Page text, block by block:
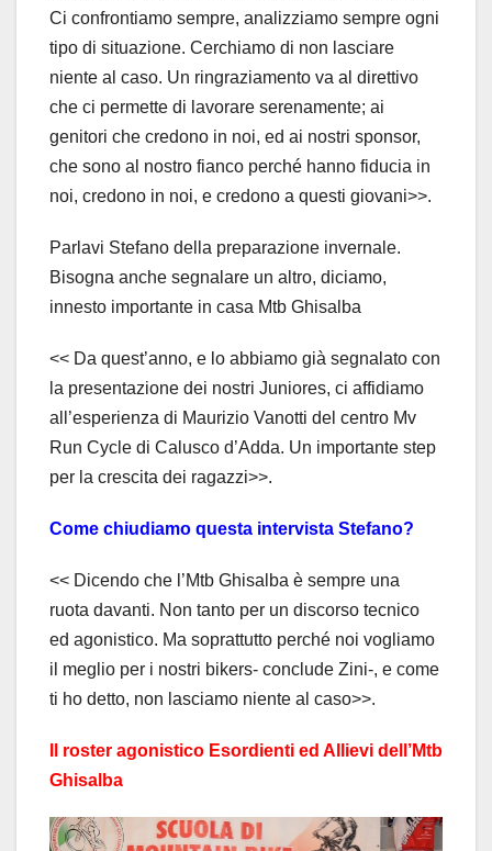
Ci confrontiamo sempre, analizziamo sempre ogni
tipo di situazione. Cerchiamo di non lasciare
niente al caso. Un ringraziamento va al direttivo
che ci permette di lavorare serenamente; ai
genitori che credono in noi, ed ai nostri sponsor,
che sono al nostro fianco perché hanno fiducia in
noi, credono in noi, e credono a questi giovani>>.
Parlavi Stefano della preparazione invernale.
Bisogna anche segnalare un altro, diciamo,
innesto importante in casa Mtb Ghisalba
<< Da quest’anno, e lo abbiamo già segnalato con
la presentazione dei nostri Juniores, ci affidiamo
all’esperienza di Maurizio Vanotti del centro Mv
Run Cycle di Calusco d’Adda. Un importante step
per la crescita dei ragazzi>>.
Come chiudiamo questa intervista Stefano?
<< Dicendo che l’Mtb Ghisalba è sempre una
ruota davanti. Non tanto per un discorso tecnico
ed agonistico. Ma soprattutto perché noi vogliamo
il meglio per i nostri bikers- conclude Zini-, e come
ti ho detto, non lasciamo niente al caso>>.
Il roster agonistico Esordienti ed Allievi dell’Mtb
Ghisalba